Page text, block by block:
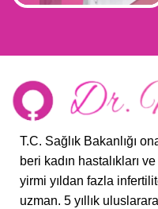
T.C. Sağlık Bakanlığı
beri kadın hastalıkları
yirmi yıldan fazla
uzman. 5 yıllık